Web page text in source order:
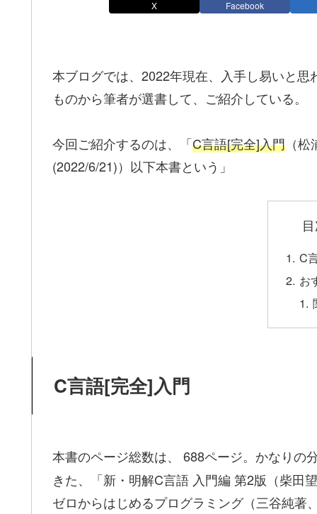
X Facebook
本ブログでは、2022年現在、入手し易いと
ものから筆者が選書して、ご紹介している。
今回ご紹介するのは、「C言語[完全]入門 （
(2022/6/21)）以下本書という」
C
お
C言語[完全]入門
本書のページ総数は、
688ページ。かなりの
きた、「新・明解C言語 入門編 第2版（柴田
ゼロからはじめるプログラミング（三谷純著